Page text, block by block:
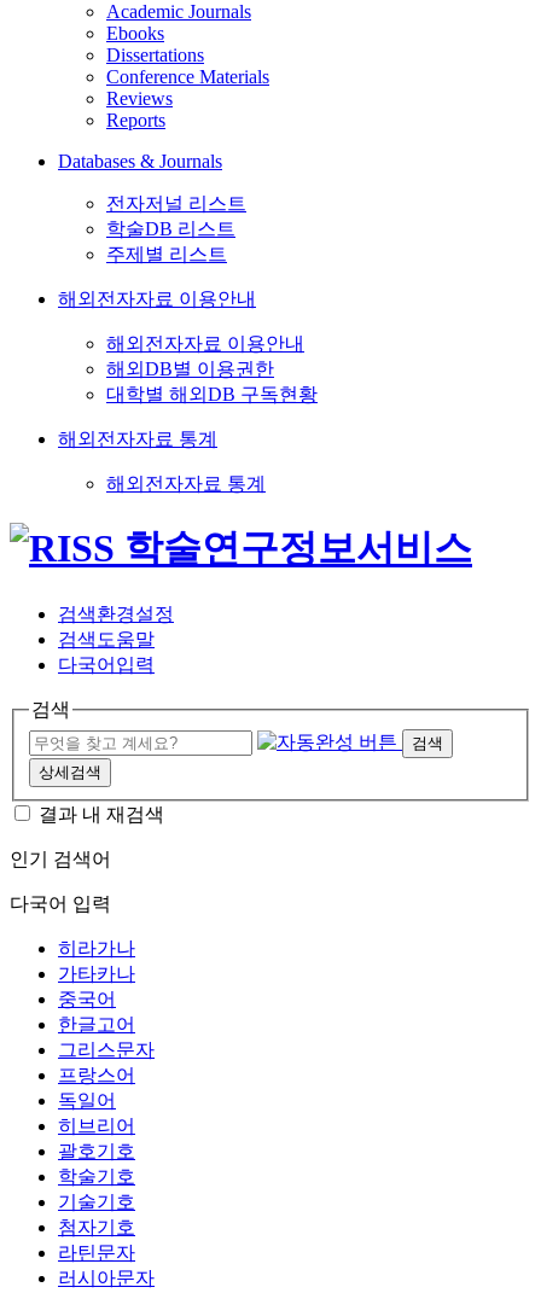
Academic Journals
Ebooks
Dissertations
Conference Materials
Reviews
Reports
Databases & Journals
전자저널 리스트
학술DB 리스트
주제별 리스트
해외전자자료 이용안내
해외전자자료 이용안내
해외DB별 이용권한
대학별 해외DB 구독현황
해외전자자료 통계
해외전자자료 통계
검색환경설정
검색도움말
다국어입력
검색
검색
상세검색
결과 내 재검색
인기 검색어
다국어 입력
히라가나
가타카나
중국어
한글고어
그리스문자
프랑스어
독일어
히브리어
괄호기호
학술기호
기술기호
첨자기호
라틴문자
러시아문자